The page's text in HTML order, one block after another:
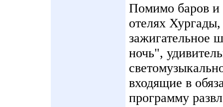
Помимо баров и
отелях
зажигательное
ночь",
входящие в
программу